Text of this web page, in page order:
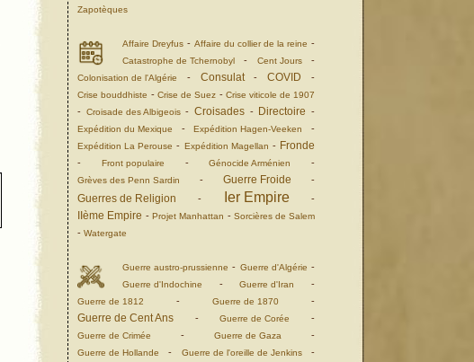
Zapotèques
Affaire Dreyfus - Affaire du collier de la reine -
Catastrophe de Tchernobyl - Cent Jours-
Colonisation de l'Algérie - Consulat-COVID -
Crise bouddhiste - Crise de Suez - Crise viticole de 1907
- Croisade des Albigeois-Croisades - Directoire -
Expédition du Mexique -Expédition Hagen-Veeken -
Expédition La Perouse - Expédition Magellan - Fronde
- Front populaire -Génocide Arménien -
Grèves des Penn Sardin - Guerre Froide -
Guerres de Religion - Ier Empire-
IIème Empire - Projet Manhattan - Sorcières de Salem
- Watergate
Guerre austro-prussienne - Guerre d'Algérie -
Guerre d'Indochine -Guerre d'Iran -
Guerre de 1812 - Guerre de 1870 -
Guerre de Cent Ans -Guerre de Corée -
Guerre de Crimée - Guerre de Gaza -
Guerre de Hollande - Guerre de l'oreille de Jenkins-